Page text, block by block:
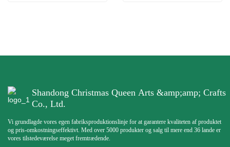
Shandong Christmas Queen Arts &amp;amp; Crafts
Co., Ltd.
Vi grundlagde vores egen fabriksproduktionslinje for at garantere kvaliteten af ​​produktet
og pris-omkostningseffektivt. Med over 5000 produkter og salg til mere end 36 lande er
vores tilstedeværelse meget fremtrædende.